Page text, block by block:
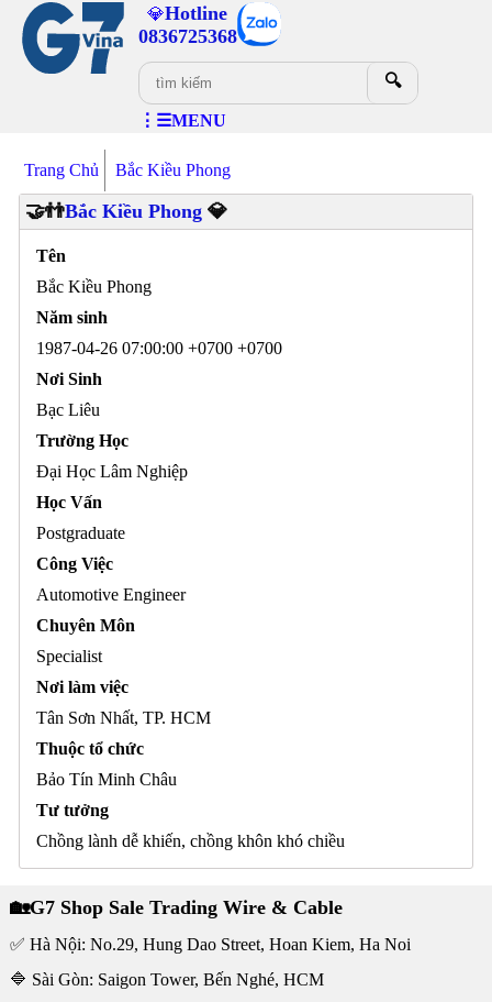
💎Hotline
0836725368
🔍
⋮☰MENU
Trang Chủ Bắc Kiều Phong
🤝👬Bắc Kiều Phong💎
Tên
Bắc Kiều Phong
Năm sinh
1987-04-26 07:00:00 +0700 +0700
Nơi Sinh
Bạc Liêu
Trường Học
Đại Học Lâm Nghiệp
Học Vấn
Postgraduate
Công Việc
Automotive Engineer
Chuyên Môn
Specialist
Nơi làm việc
Tân Sơn Nhất, TP. HCM
Thuộc tổ chức
Bảo Tín Minh Châu
Tư tưởng
Chồng lành dễ khiến, chồng khôn khó chiều
🏡G7 Shop Sale Trading Wire & Cable
✅ Hà Nội: No.29, Hung Dao Street, Hoan Kiem, Ha Noi
🔷 Sài Gòn: Saigon Tower, Bến Nghé, HCM